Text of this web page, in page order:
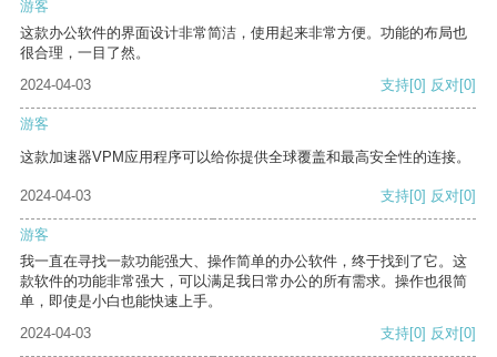
游客
这款办公软件的界面设计非常简洁，使用起来非常方便。功能的布局也
很合理，一目了然。
2024-04-03
支持[0] 反对[0]
游客
这款加速器VPM应用程序可以给你提供全球覆盖和最高安全性的连接。
2024-04-03 支持[0] 反对[0]
游客
我一直在寻找一款功能强大、操作简单的办公软件，终于找到了它。这
款软件的功能非常强大，可以满足我日常办公的所有需求。操作也很简
单，即使是小白也能快速上手。
2024-04-03
支持[0] 反对[0]